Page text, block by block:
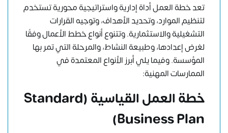
تعد خطة العمل أداة إدارية واستراتيجية محورية تستخدم
لتنظيم الموارد، وتحديد الأهداف، وتوجيه القرارات
التشغيلية والاستثمارية. وتتنوع أنواع خطط الأعمال وفقًا
لغرض إعدادها، وطبيعة النشاط، والمرحلة التي تمر بها
المؤسسة. وفيما يلي أبرز الأنواع المعتمدة في
الممارسات المهنية:
خطة العمل القياسية (Standard
Business Plan)